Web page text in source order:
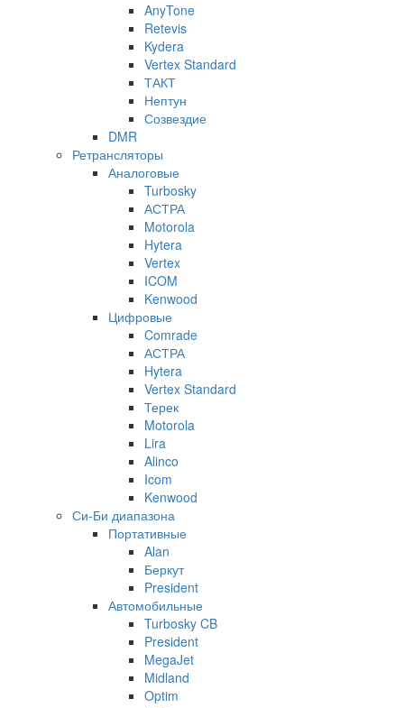
AnyTone
Retevis
Kydera
Vertex Standard
ТАКТ
Нептун
Созвездие
DMR
Ретрансляторы
Аналоговые
Turbosky
АСТРА
Motorola
Hytera
Vertex
ICOM
Kenwood
Цифровые
Comrade
АСТРА
Hytera
Vertex Standard
Терек
Motorola
Lira
Alinco
Icom
Kenwood
Си-Би диапазона
Портативные
Alan
Беркут
President
Автомобильные
Turbosky CB
President
MegaJet
Midland
Optim